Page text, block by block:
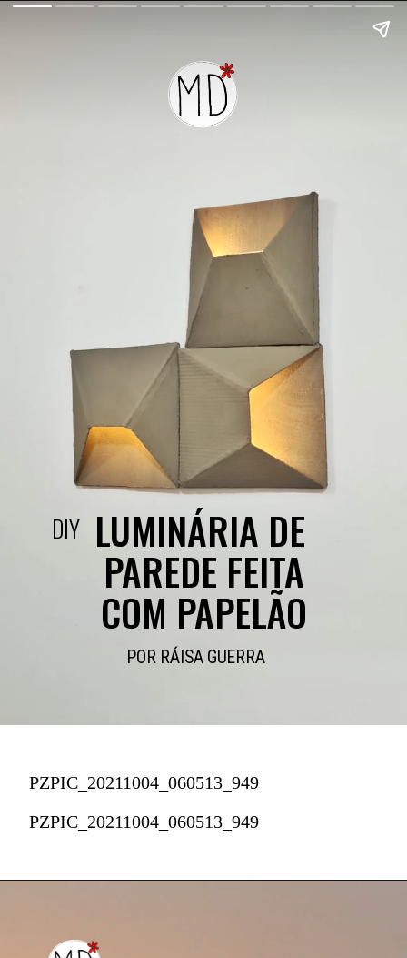
DIY LUMINÁRIA DE
PAREDE FEITA
COM PAPELÃO
POR RÁISA GUERRA
PZPIC_20211004_060513_949
PZPIC_20211004_060513_949